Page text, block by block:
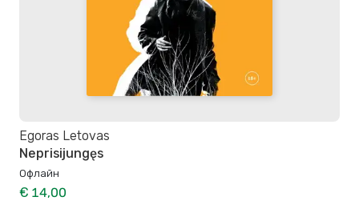
Egoras Letovas
Neprisijungęs
Офлайн
€ 14,00